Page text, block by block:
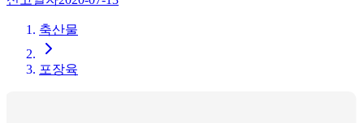
축산물
포장육